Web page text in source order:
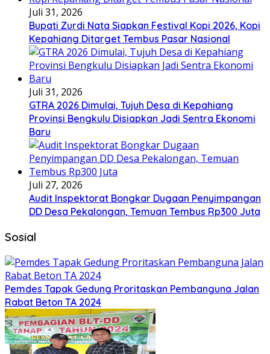
Juli 31, 2026
Bupati Zurdi Nata Siapkan Festival Kopi 2026, Kopi
Kepahiang Ditarget Tembus Pasar Nasional
Juli 31, 2026
GTRA 2026 Dimulai, Tujuh Desa di Kepahiang
Provinsi Bengkulu Disiapkan Jadi Sentra Ekonomi
Baru
Juli 27, 2026
Audit Inspektorat Bongkar Dugaan Penyimpangan
DD Desa Pekalongan, Temuan Tembus Rp300 Juta
Sosial
Pemdes Tapak Gedung Proritaskan Pembanguna Jalan
Rabat Beton TA 2024